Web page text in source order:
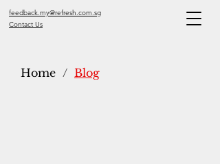
feedback.my@refresh.com.sg
Contact Us
Home / Blog